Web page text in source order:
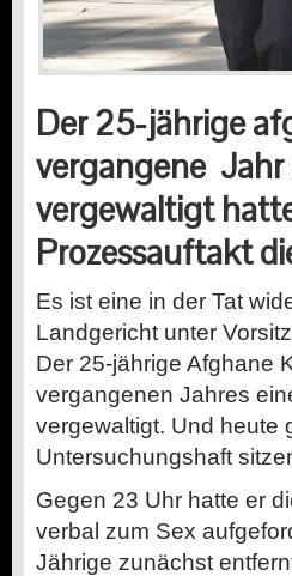
Der 25-jährige
vergangene
vergewaltigt
Prozessauftakt
Es ist eine in der Tat
Landgericht unter
Der 25-jährige Afghane
vergangenen Jahres
vergewaltigt. Und heute
Untersuchungshaft
Gegen 23 Uhr hatte er
verbal zum Sex
Jährige zunächst